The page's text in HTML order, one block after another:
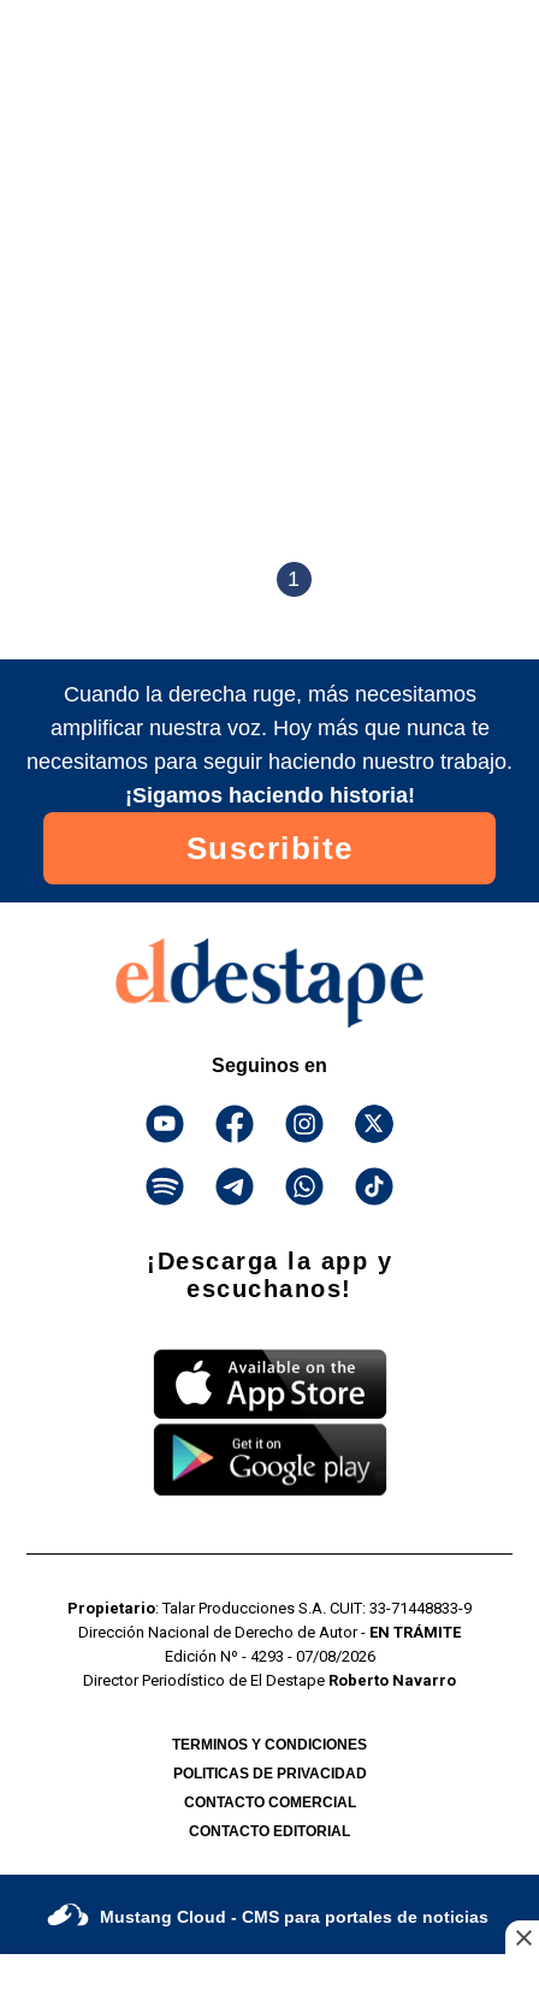
1
Cuando la derecha ruge, más necesitamos
amplificar nuestra voz. Hoy más que nunca te
necesitamos para seguir haciendo nuestro trabajo.
¡Sigamos haciendo historia!
Suscribite
Seguinos en
¡Descarga la app y
escuchanos!
Propietario: Talar Producciones S.A. CUIT: 33-71448833-9
Dirección Nacional de Derecho de Autor - EN TRÁMITE
Edición Nº - 4293 - 07/08/2026
Director Periodístico de El Destape Roberto Navarro
TERMINOS Y CONDICIONES
POLITICAS DE PRIVACIDAD
CONTACTO COMERCIAL
CONTACTO EDITORIAL
Mustang Cloud - CMS para portales de noticias